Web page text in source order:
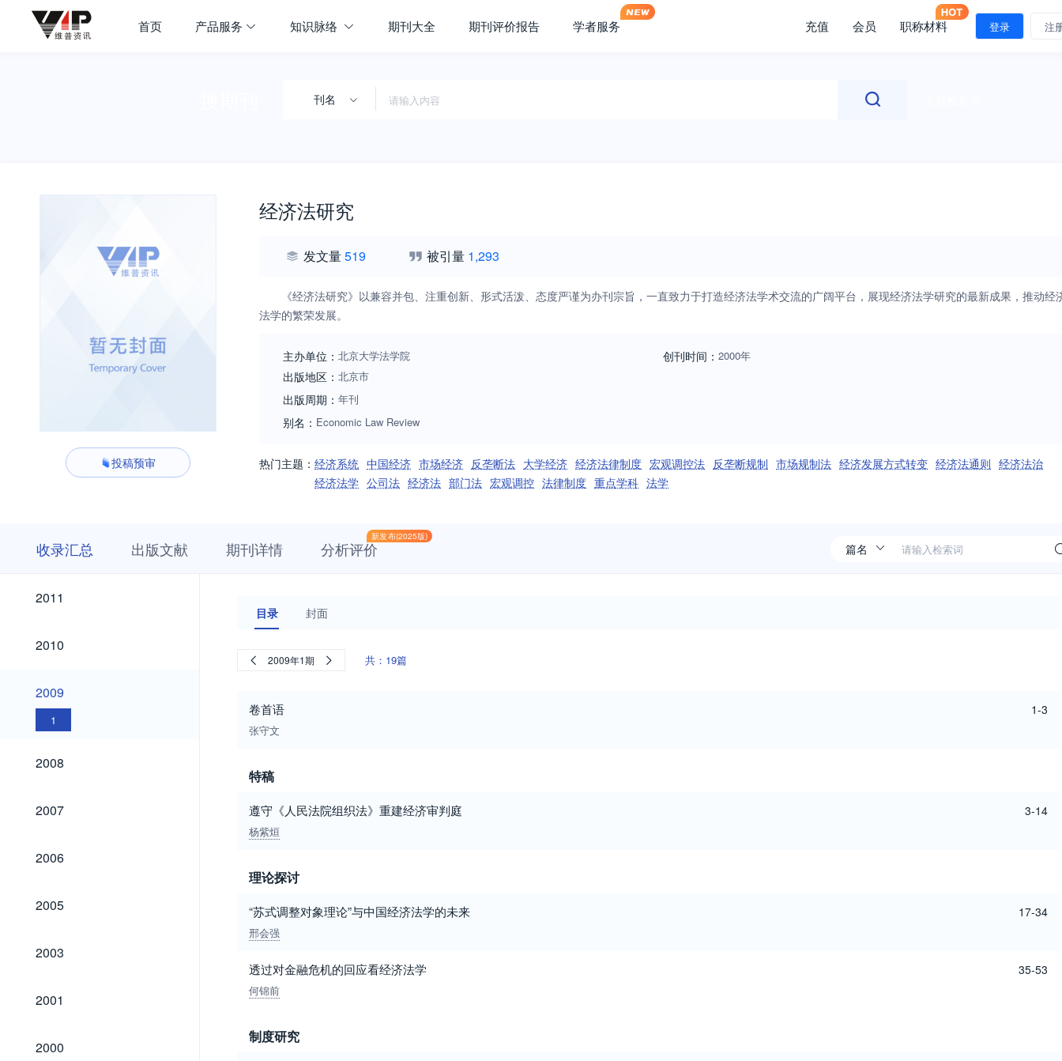
首页 产品服务 知识脉络 期刊大全 期刊评价报告 学者服务 充值 会员 职称材料 登录 注
刊名
投稿预审
经济法研究
发文量519 被引量 1,293
《经济法研究》以兼容并包、注重创新、形式活泼、态度严谨为办刊宗旨，一直致力于打造经济法学术交流的广阔平台，展现经济法学研究的最新成果，推动经
法学的繁荣发展。
主办单位： 北京大学法学院
出版地区： 北京市
出版周期： 年刊
别名： Economic Law Review
创刊时间： 2000年
热门主题： 经济系统 中国经济 市场经济 反垄断法 大学经济 经济法律制度 宏观调控法 反垄断规制 市场规制法 经济发展方式转变 经济法通则 经济法治
经济法学 公司法 经济法 部门法 宏观调控 法律制度 重点学科 法学
收录汇总 出版文献 期刊详情
新发布(2025版)
分析评价
2011
2011
2010
2010
2009
2009
1
2008
2008
2007
2007
2006
2006
2005
2005
2003
2003
2001
2001
2000
2000
目录 封面
2009年1期 共：19篇
卷首语
张守文
1-3
特稿
遵守《人民法院组织法》重建经济审判庭
杨紫烜
3-14
理论探讨
“苏式调整对象理论”与中国经济法学的未来
邢会强
17-34
透过对金融危机的回应看经济法学
何锦前
35-53
制度研究